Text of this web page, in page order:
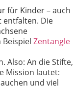
für Kinder – auch
entfalten. Die
Zentangle
Also: An die Stifte,
Mission lautet:
und viel